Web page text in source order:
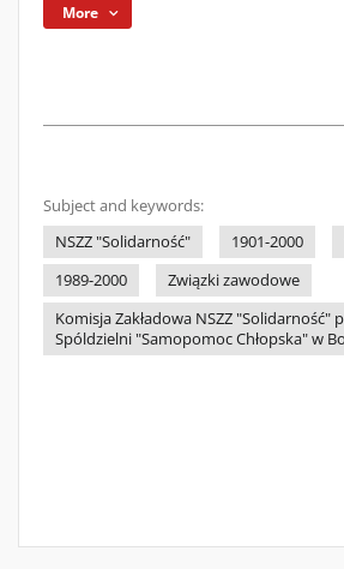
More
Subject and keywords:
NSZZ "Solidarność"
1901-2000
1989-2000
Związki zawodowe
Komisja Zakładowa NSZZ "Solidarność"
Spóldzielni "Samopomoc Chłopska" w